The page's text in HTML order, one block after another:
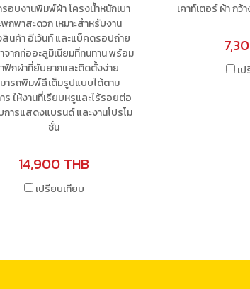
อบงานพิมพ์ผ้า โครงน้ำหนักเบา
กพาสะดวก เหมาะสำหรับงาน
นค้า อีเว้นท์ และแบ็คดรอปถ่าย
จากท่ออะลูมิเนียมที่ทนทาน พร้อม
ฟิกผ้าที่ยับยากและติดตั้งง่าย
ารถพิมพ์สีเต็มรูปแบบได้ตาม
ร ให้งานที่เรียบหรูและไร้รอยต่อ
การแสดงแบรนด์ และงานโปรโม
ชั่น
14,900 THB
เปรียบเทียบ
เคาท์เตอร์ ผ้า กว้
เ